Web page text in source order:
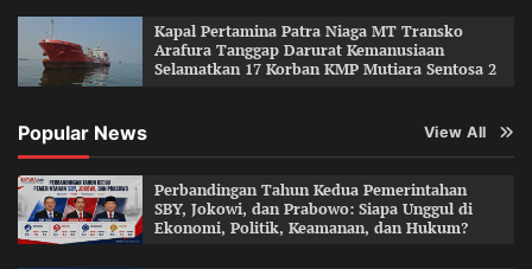
Kapal Pertamina Patra Niaga MT Transko
Arafura Tanggap Darurat Kemanusiaan
Selamatkan 17 Korban KMP Mutiara Sentosa 2
Popular News View All
Perbandingan Tahun Kedua Pemerintahan
SBY, Jokowi, dan Prabowo: Siapa Unggul di
Ekonomi, Politik, Keamanan, dan Hukum?